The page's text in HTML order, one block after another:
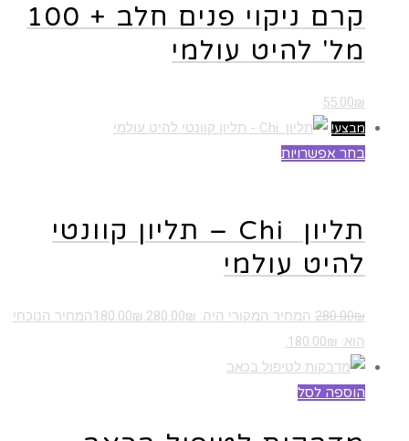
קרם ניקוי פנים חלב + 100
מל' להיט עולמי
55.00₪
מבצע!
בחר אפשרויות
תליון Chi – תליון קוונטי
להיט עולמי
280.00₪ המחיר המקורי היה: 280.00₪. 180.00₪
המחיר הנוכחי
הוא: 180.00₪.
הוספה לסל